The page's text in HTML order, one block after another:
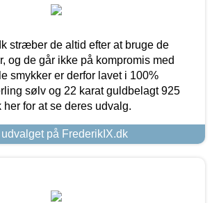
stræber de altid efter at bruge de
og de går ikke på kompromis med
smykker er derfor lavet i 100%
sølv og 22 karat guldbelagt 925
for at se deres udvalg.
på FrederikIX.dk